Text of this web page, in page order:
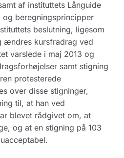
af instituttets Långuide
beregningsprincipper
beslutning, ligesom
ændres kursfradrag ved
varslede i maj 2013 og
samt stigning
protesterede
over disse stigninger,
til, at han ved
blevet rådgivet om, at
og at en stigning på 103